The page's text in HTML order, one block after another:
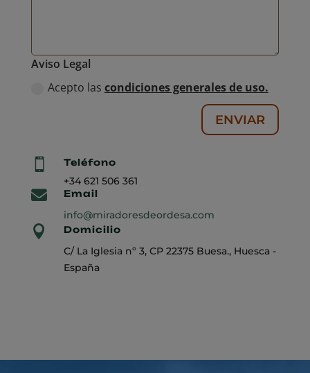
Aviso Legal
Acepto las condiciones generales de uso.
ENVIAR
 Teléfono
+34 621 506 361
 Email
info@miradoresdeordesa.com
 Domicilio
C/ La Iglesia nº 3, CP 22375 Buesa., Huesca -
España